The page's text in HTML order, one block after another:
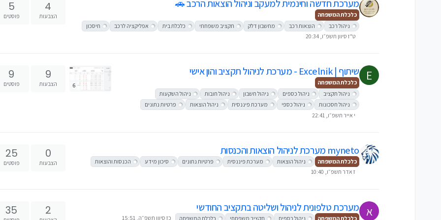
מערכת חדשה וחינמית למעקב וניהול הוצאות הרכב 🚗
כלכלת המשפחה
ניהול רכב
הוצאות רכב מחשבון דלק תקציב משפחתי כלכלת בית אפליקציה לרכב
חיסכון
ט"ז סיוון תשפ״ו, 20:34
4
הצבעות
5
פוסטים
E שיתוף | Excelnik - מערכת לניהול תקציב והון אישי
כלכלת המשפחה
ניהול תקציב
ניהול כספים ניהול חשבון ניהול חובות
ניהול השקעות
ניהול חסכונות
ניהול כספי מערכת פיננסית ניהול הוצאות
פרטיות נתונים
י אייר תשפ״ו, 22:41
6
9
הצבעות
9
פוסטים
myneto מערכת לניהול הוצאות והכנסות
כלכלת המשפחה ניהול הוצאות מערכת פיננסית פרטיות נתונים סיכון מידע
הכנסות והוצאות
ז אדר תשפ״ו, 10:40
0
הצבעות
25
פוסטים
א מערכת טלפונית לניהול ושליטה בתקציב החודשי
כלכלת המשפחה ניהול כספים תקציב משפחתי כלכלת המשפחה כז סיוון תשפ״ה, 15:51
2
35